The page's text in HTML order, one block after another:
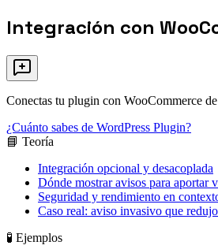
Integración con
Conectas tu plugin con WooCommerce
¿Cuánto sabes de WordPress Plugin?
📘 Teoría
Integración opcional y desacoplada
Dónde mostrar avisos para aportar
Seguridad y rendimiento en
Caso real: aviso invasivo que
🧪 Ejemplos